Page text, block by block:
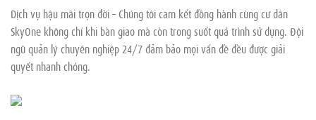
Dịch vụ hậu mãi trọn đời – Chúng tôi cam kết đồng hành cùng cư dân
SkyOne không chỉ khi bàn giao mà còn trong suốt quá trình sử dụng. Đội
ngũ quản lý chuyên nghiệp 24/7 đảm bảo mọi vấn đề đều được giải
quyết nhanh chóng.